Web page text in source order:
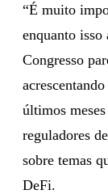
“É muito
enquanto isso
Congresso
últimos
reguladores
sobre temas
DeFi.